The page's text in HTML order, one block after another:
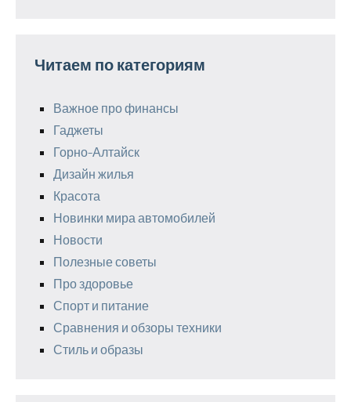
Читаем по категориям
Важное про финансы
Гаджеты
Горно-Алтайск
Дизайн жилья
Красота
Новинки мира автомобилей
Новости
Полезные советы
Про здоровье
Спорт и питание
Сравнения и обзоры техники
Стиль и образы